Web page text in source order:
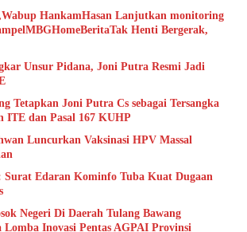
HankamHasan Lanjutkan monitoring
Henti Bergerak,
Unsur Pidana, Joni Putra Resmi Jadi
Tetapkan Joni Putra Cs sebagai Tersangka
ITE dan Pasal 167 KUHP
Luncurkan Vaksinasi HPV Massal
Surat Edaran Kominfo Tuba Kuat Dugaan
Negeri Di Daerah Tulang Bawang
Inovasi Pentas AGPAI Provinsi